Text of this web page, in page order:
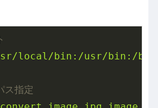
usr/local/bin:/usr/bin:/
指定